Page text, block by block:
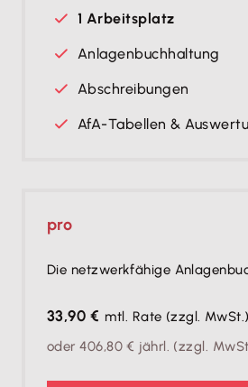
1 Arbeitsplatz
Anlagenbuchhaltung
Abschreibungen
AfA-Tabellen &
pro
Die netzwerkfähige
33,90 € mtl. Rate (zzgl. MwSt.)
oder406,80 € jährl. (zzgl.